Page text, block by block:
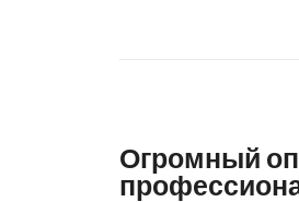
Огромный